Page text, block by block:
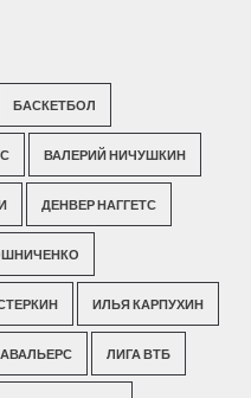
БАСКЕТБОЛ
ВАЛЕРИЙ НИЧУШКИН
ДЕНВЕР НАГГЕТС
ИЛЬЯ КАРПУХИН
ЛИГА ВТБ